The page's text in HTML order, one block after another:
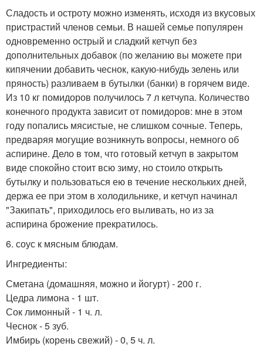
Сладость и остроту можно изменять, исходя из вкусовых
пристрастий членов семьи. В нашей семье популярен
одновременно острый и сладкий кетчуп без
дополнительных добавок (по желанию вы можете при
кипячении добавить чеснок, какую-нибудь зелень или
пряность) разливаем в бутылки (банки) в горячем виде.
Из 10 кг помидоров получилось 7 л кетчупа. Количество
конечного продукта зависит от помидоров: мне в этом
году попались мясистые, не слишком сочные. Теперь,
предваряя могущие возникнуть вопросы, немного об
аспирине. Дело в том, что готовый кетчуп в закрытом
виде спокойно стоит всю зиму, но стоило открыть
бутылку и пользоваться ею в течение нескольких дней,
держа ее при этом в холодильнике, и кетчуп начинал
"Закипать", приходилось его выливать, но из за
аспирина брожение прекратилось.
6. соус к мясным блюдам.
Ингредиенты:
Сметана (домашняя, можно и йогурт) - 200 г.
Цедра лимона - 1 шт.
Сок лимонный - 1 ч. л.
Чеснок - 5 зуб.
Имбирь (корень свежий) - 0, 5 ч. л.